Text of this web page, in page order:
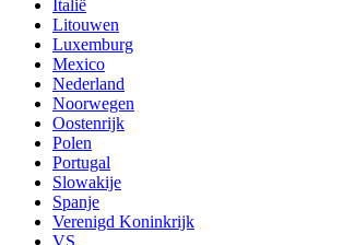
Italië
Litouwen
Luxemburg
Mexico
Nederland
Noorwegen
Oostenrijk
Polen
Portugal
Slowakije
Spanje
Verenigd Koninkrijk
VS